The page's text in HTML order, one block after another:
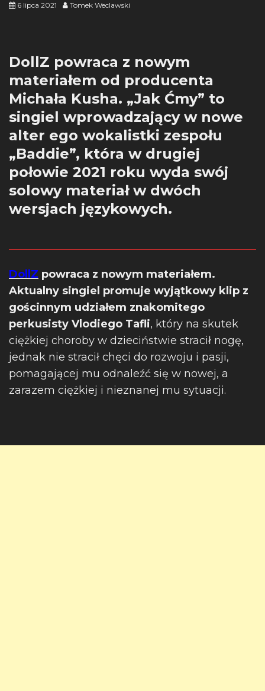
6 lipca 2021 Tomek Weclawski
DollZ powraca z nowym
materiałem od producenta
Michała Kusha. „Jak Ćmy” to
singiel wprowadzający w nowe
alter ego wokalistki zespołu
„Baddie”, która w drugiej
połowie 2021 roku wyda swój
solowy materiał w dwóch
wersjach językowych.
DollZ powraca z nowym materiałem.
Aktualny singiel promuje wyjątkowy klip z
gościnnym udziałem znakomitego
perkusisty Vlodiego Tafli, który na skutek
ciężkiej choroby w dzieciństwie stracił nogę,
jednak nie stracił chęci do rozwoju i pasji,
pomagającej mu odnaleźć się w nowej, a
zarazem ciężkiej i nieznanej mu sytuacji.